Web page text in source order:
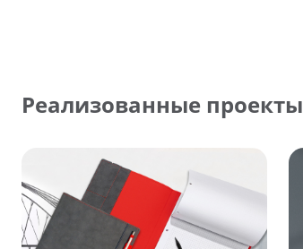
Реализованные проекты